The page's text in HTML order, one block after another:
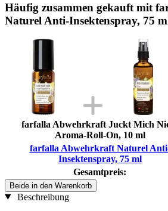
Häufig zusammen gekauft mit
Naturel Anti-Insektenspray, 75
farfalla Abwehrkraft Juckt Mich
Aroma-Roll-On, 10 ml
farfalla Abwehrkraft Naturel
Insektenspray, 75 ml
Gesamtpreis:
Beide in den Warenkorb
Beschreibung